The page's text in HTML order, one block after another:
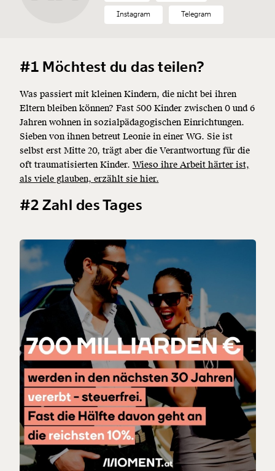
Instagram Telegram
#1 Möchtest du das teilen?
Was passiert mit kleinen Kindern, die nicht bei ihren
Eltern bleiben können? Fast 500 Kinder zwischen 0 und 6
Jahren wohnen in sozialpädagogischen Einrichtungen.
Sieben von ihnen betreut Leonie in einer WG. Sie ist
selbst erst Mitte 20, trägt aber die Verantwortung für die
oft traumatisierten Kinder. Wieso ihre Arbeit härter ist,
als viele glauben, erzählt sie hier.
#2 Zahl des Tages